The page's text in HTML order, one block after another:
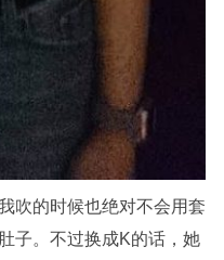
吹的时候也绝对不会用套
子。不过换成K的话，她